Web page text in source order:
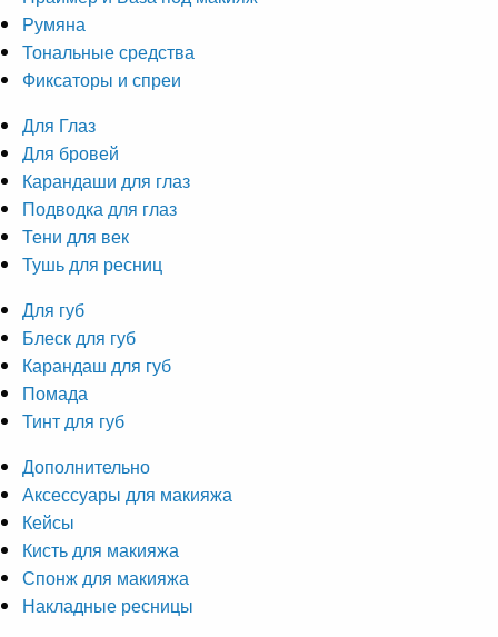
Румяна
Тональные средства
Фиксаторы и спреи
Для Глаз
Для бровей
Карандаши для глаз
Подводка для глаз
Тени для век
Тушь для ресниц
Для губ
Блеск для губ
Карандаш для губ
Помада
Тинт для губ
Дополнительно
Аксессуары для макияжа
Кейсы
Кисть для макияжа
Спонж для макияжа
Накладные ресницы